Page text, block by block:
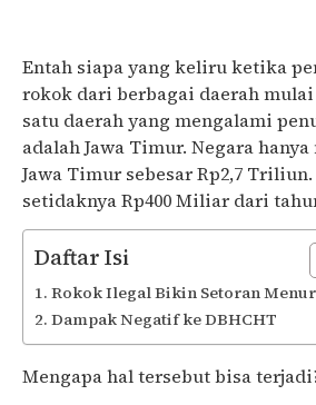
Entah siapa yang keliru ketika
rokok dari berbagai daerah
satu daerah yang mengalami
adalah Jawa Timur. Negara
Jawa Timur sebesar Rp2,7
setidaknya Rp400 Miliar dari
Daftar Isi
Rokok Ilegal Bikin Setoran
Dampak Negatif ke DBHCHT
Mengapa hal tersebut bisa